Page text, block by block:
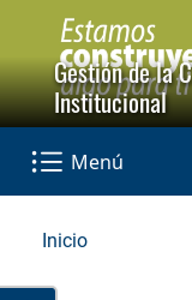
Gestión de la
Institucional
Menú
Inicio